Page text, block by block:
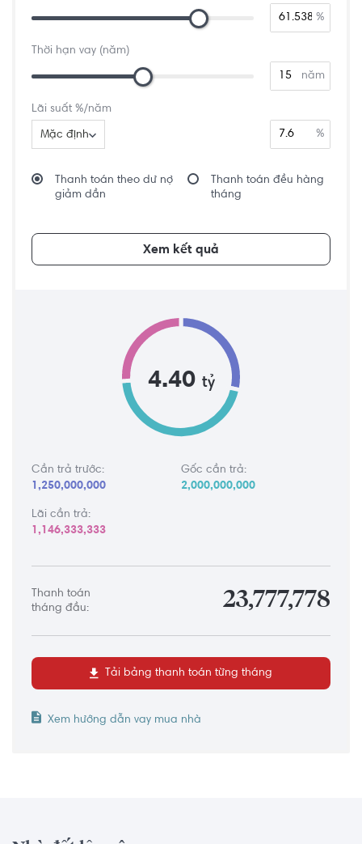
%
Thời hạn vay (năm)
năm
Lãi suất %/năm
Mặc định %
Thanh toán theo dư nợ
giảm dần
Thanh toán đều hàng
tháng
Xem kết quả
4.40 tỷ
Cần trả trước:
1,250,000,000
Gốc cần trả:
2,000,000,000
Lãi cần trả:
1,146,333,333
Thanh toán
tháng đầu:
23,777,778
Tải bảng thanh toán từng tháng
Xem hướng dẫn vay mua nhà